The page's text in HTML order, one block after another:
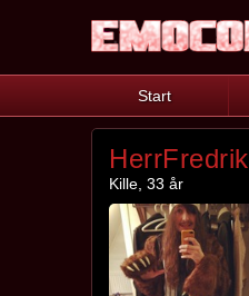
Start
HerrFredrik
Kille, 33 år